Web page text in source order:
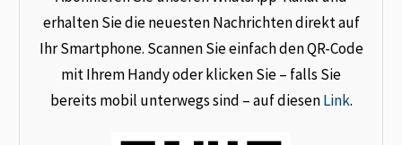
erhalten Sie die neuesten Nachrichten direkt auf
Ihr Smartphone. Scannen Sie einfach den QR-Code
mit Ihrem Handy oder klicken Sie – falls Sie
bereits mobil unterwegs sind – auf diesenLink.